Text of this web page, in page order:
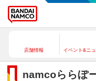
店舗情報 イベント&ニ
namcoららぽ